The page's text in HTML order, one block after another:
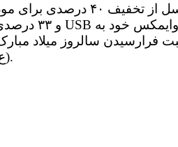
ایرانسل از تخفیف ۴۰
فرارسیدن سالروز میلاد
(ع) و روز پدر خبر داد.